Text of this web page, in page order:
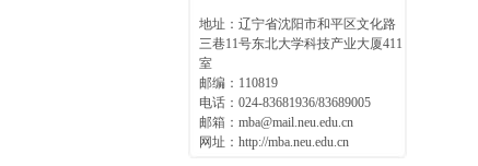
地址：辽宁省沈阳市和平区文化路
三巷11号东北大学科技产业大厦411
室
邮编：110819
电话：024-83681936/83689005
邮箱：mba@mail.neu.edu.cn
网址：http://mba.neu.edu.cn